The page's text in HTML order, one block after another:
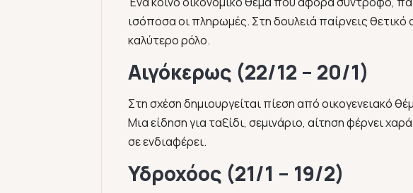
ισόποσα οι πληρωμές. Στη δουλειά παίρνεις θετικό
καλύτερο ρόλο.
Αιγόκερως (22/12 – 20/1)
Στη σχέση δημιουργείται πίεση από οικογενειακό
Μια είδηση για ταξίδι, σεμινάριο, αίτηση φέρνει
σε ενδιαφέρει.
Υδροχόος (21/1 – 19/2)